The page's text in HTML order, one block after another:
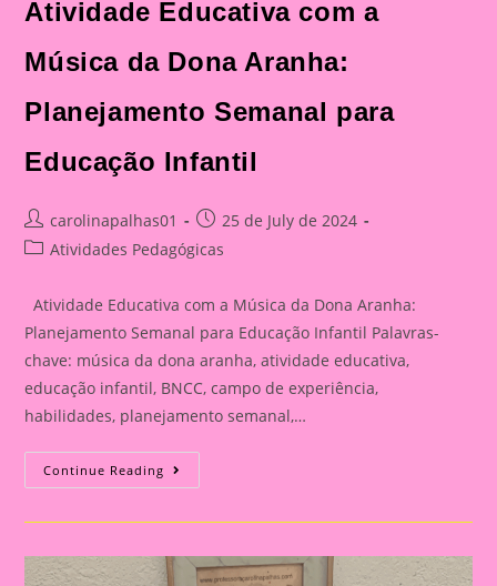
Atividade Educativa com a
Música da Dona Aranha:
Planejamento Semanal para
Educação Infantil
Post
author:
carolinapalhas01
Post
published:
25 de July de 2024
PostAtividades Pedagógicas
Atividade Educativa com a Música da Dona Aranha:
Planejamento Semanal para Educação Infantil Palavras-
chave: música da dona aranha, atividade educativa,
educação infantil, BNCC, campo de experiência,
habilidades, planejamento semanal,…
Continue Reading Atividade
Educativa
Dona
Aranha: